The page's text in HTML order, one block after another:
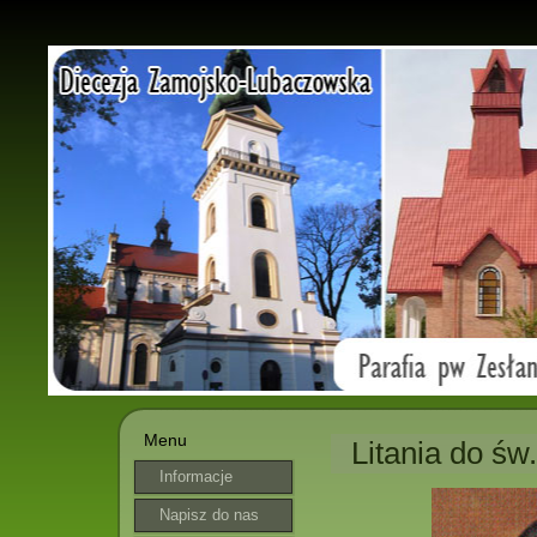
Menu
Informacje
parafialne
Napisz do nas
Litania do